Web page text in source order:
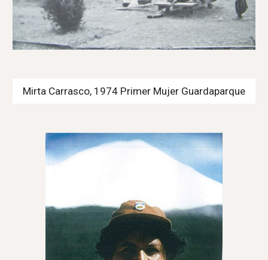
Mirta Carrasco, 1974 Primer Mujer Guardaparque